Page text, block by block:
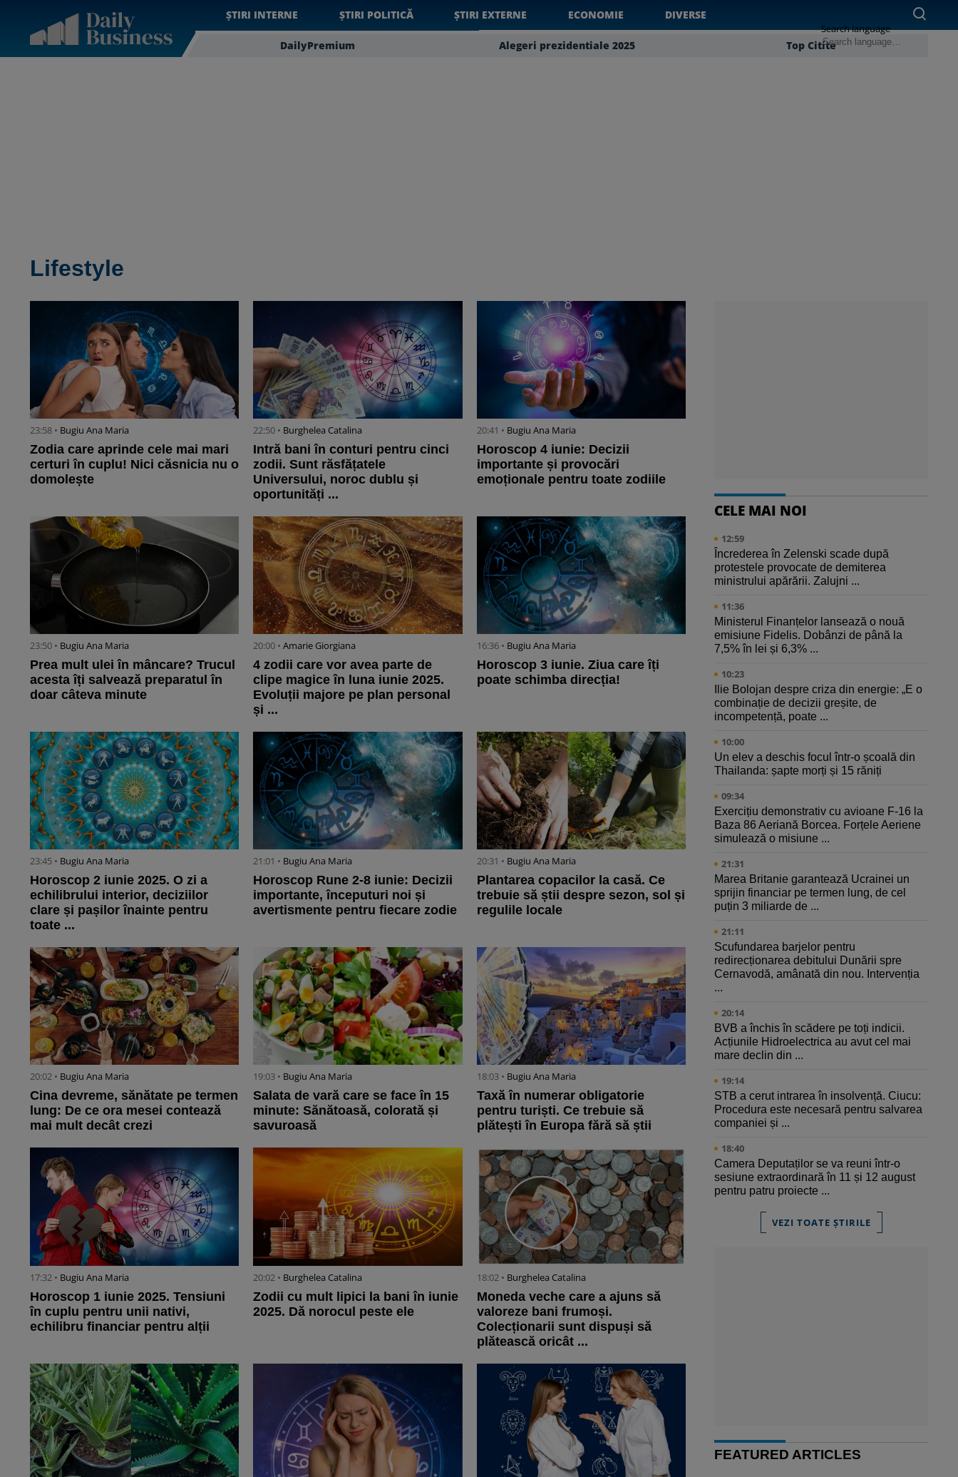
ȘTIRI INTERNE ȘTIRI POLITICĂ ȘTIRI EXTERNE ECONOMIE DIVERSE
DailyPremium Alegeri prezidentiale 2025 Top Citite
Search language
Lifestyle
23:58 • Bugiu ⁠Ana Maria
Zodia care aprinde cele mai mari
certuri în cuplu! Nici căsnicia nu o
domolește
22:50 • Burghelea Catalina
Intră bani în conturi pentru cinci
zodii. Sunt răsfățatele
Universului, noroc dublu și
oportunități ...
20:41 • Bugiu ⁠Ana Maria
Horoscop 4 iunie: Decizii
importante și provocări
emoționale pentru toate zodiile
23:50 • Bugiu ⁠Ana Maria
Prea mult ulei în mâncare? Trucul
acesta îți salvează preparatul în
doar câteva minute
20:00 •Amarie Giorgiana
4 zodii care vor avea parte de
clipe magice în luna iunie 2025.
Evoluții majore pe plan personal
și ...
16:36 • Bugiu ⁠Ana Maria
Horoscop 3 iunie. Ziua care îți
poate schimba direcția!
23:45 • Bugiu ⁠Ana Maria
Horoscop 2 iunie 2025. O zi a
echilibrului interior, deciziilor
clare și pașilor înainte pentru
toate ...
21:01 • Bugiu ⁠Ana Maria
Horoscop Rune 2-8 iunie: Decizii
importante, începuturi noi și
avertismente pentru fiecare zodie
20:31 • Bugiu ⁠Ana Maria
Plantarea copacilor la casă. Ce
trebuie să știi despre sezon, sol și
regulile locale
20:02 • Bugiu ⁠Ana Maria
Cina devreme, sănătate pe termen
lung: De ce ora mesei contează
mai mult decât crezi
19:03 • Bugiu ⁠Ana Maria
Salata de vară care se face în 15
minute: Sănătoasă, colorată și
savuroasă
18:03 • Bugiu ⁠Ana Maria
Taxă în numerar obligatorie
pentru turiști. Ce trebuie să
plătești în Europa fără să știi
17:32 • Bugiu ⁠Ana Maria
Horoscop 1 iunie 2025. Tensiuni
în cuplu pentru unii nativi,
echilibru financiar pentru alții
20:02 • Burghelea Catalina
Zodii cu mult lipici la bani în iunie
2025. Dă norocul peste ele
18:02 • Burghelea Catalina
Moneda veche care a ajuns să
valoreze bani frumoși.
Colecționarii sunt dispuși să
plătească oricât ...
CELE MAI NOI
12:59
Încrederea în Zelenski scade după
protestele provocate de demiterea
ministrului apărării. Zalujni ...
11:36
Ministerul Finanțelor lansează o nouă
emisiune Fidelis. Dobânzi de până la
7,5% în lei și 6,3% ...
10:23
Ilie Bolojan despre criza din energie: „E o
combinație de decizii greșite, de
incompetență, poate ...
10:00
Un elev a deschis focul într-o școală din
Thailanda: șapte morți și 15 răniți
09:34
Exercițiu demonstrativ cu avioane F-16 la
Baza 86 Aeriană Borcea. Forțele Aeriene
simulează o misiune ...
21:31
Marea Britanie garantează Ucrainei un
sprijin financiar pe termen lung, de cel
puțin 3 miliarde de ...
21:11
Scufundarea barjelor pentru
redirecționarea debitului Dunării spre
Cernavodă, amânată din nou. Intervenția
...
20:14
BVB a închis în scădere pe toți indicii.
Acțiunile Hidroelectrica au avut cel mai
mare declin din ...
19:14
STB a cerut intrarea în insolvență. Ciucu:
Procedura este necesară pentru salvarea
companiei și ...
18:40
Camera Deputaților se va reuni într-o
sesiune extraordinară în 11 și 12 august
pentru patru proiecte ...
VEZI TOATE ȘTIRILE
FEATURED ARTICLES